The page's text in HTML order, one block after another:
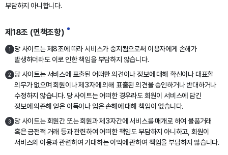
부담하지 아니합니다.
제18조 (면책조항)
1
당 사이트는 제8조에 따라 서비스가 중지됨으로써 이용자에게 손해가
발생하더라도 이로 인한 책임을 부담하지 않습니다.
2
당 사이트는 서비스에 표출된 어떠한 의견이나 정보에 대해 확신이나 대표할
의무가 없으며 회원이나 제3자에 의해 표출된 의견을 승인하거나 반대하거나
수정하지 않습니다. 당 사이트는 어떠한 경우라도 회원이 서비스에 담긴
정보에 의존해 얻은 이득이나 입은 손해에 대해 책임이 없습니다.
3
당 사이트는 회원간 또는 회원과 제3자간에 서비스를 매개로 하여 물품거래
혹은 금전적 거래 등과 관련하여 어떠한 책임도 부담하지 아니하고, 회원이
서비스의 이용과 관련하여 기대하는 이익에 관하여 책임을 부담하지 않습니다.